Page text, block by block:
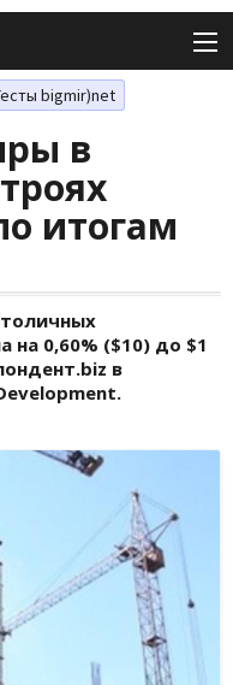
bigmir)net
в
итогам
на 0,60% ($10) до $1
в